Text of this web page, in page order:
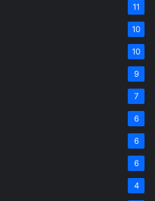
11
10
10
9
7
6
6
6
4